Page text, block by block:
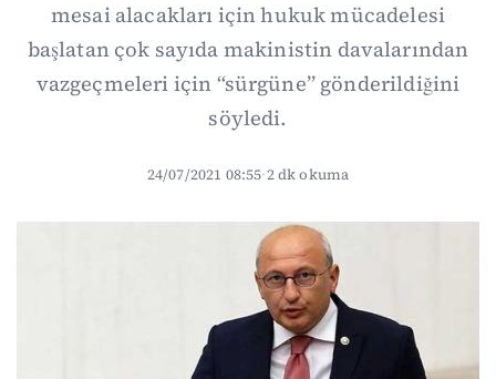
mesai alacakları için hukuk mücadelesi
başlatan çok sayıda makinistin davalarından
vazgeçmeleri için “sürgüne” gönderildiğini
söyledi.
24/07/2021 08:55·2 dk okuma